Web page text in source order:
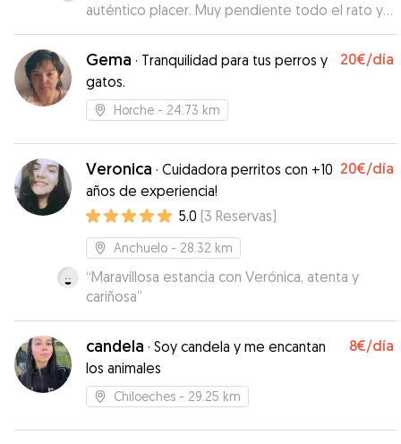
auténtico placer. Muy pendiente todo el rato y
jugando mucho con el. En todo momento me
enviaba fotos y vídeos de el. Da mucha
tranquilidad tener cuidadores así! Lo
recomiendo.
Gema · Tranquilidad para tus perros y
gatos.
20€/día
Horche - 24.73 km
Veronica · Cuidadora perritos con +10
años de experiencia!
20€/día
5.0 (3 Reservas)
Anchuelo - 28.32 km
“Maravillosa estancia con Verónica, atenta y
cariñosa”
candela · Soy candela y me encantan
los animales
8€/día
Chiloeches - 29.25 km